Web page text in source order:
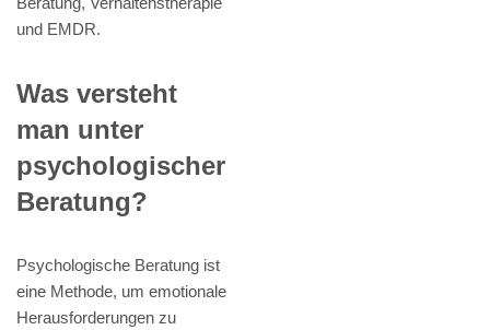
und EMDR.
Was versteht
man unter
psychologischer
Beratung?
Psychologische Beratung ist
eine Methode, um emotionale
Herausforderungen zu